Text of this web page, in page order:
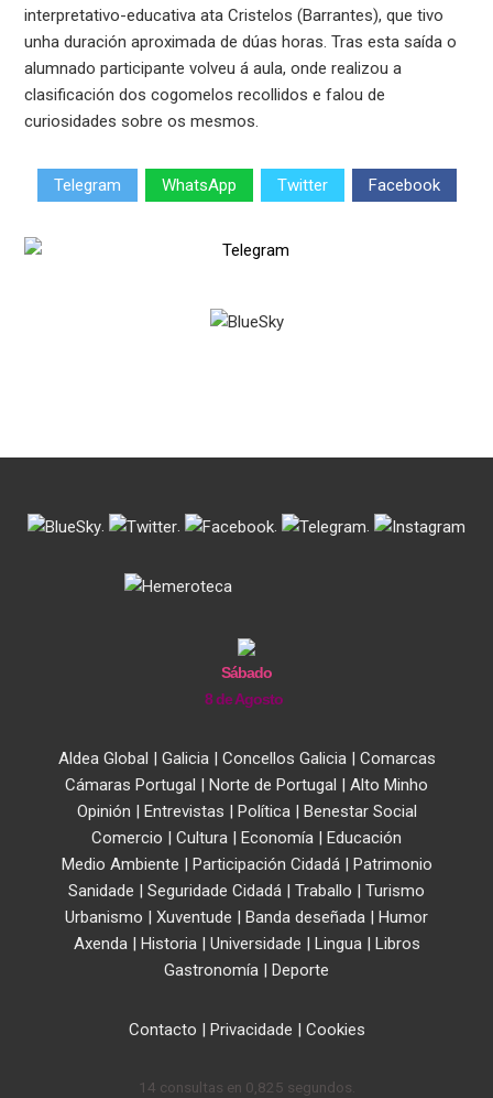
interpretativo-educativa ata Cristelos (Barrantes), que tivo
unha duración aproximada de dúas horas. Tras esta saída o
alumnado participante volveu á aula, onde realizou a
clasificación dos cogomelos recollidos e falou de
curiosidades sobre os mesmos.
Telegram WhatsApp Twitter Facebook
. . . .
Sábado
8 de Agosto
Aldea Global | Galicia| Concellos Galicia| Comarcas
Cámaras Portugal | Norte de Portugal | Alto Minho
Opinión | Entrevistas | Política| Benestar Social
Comercio | Cultura | Economía | Educación
Medio Ambiente | Participación Cidadá| Patrimonio
Sanidade | Seguridade Cidadá | Traballo | Turismo
Urbanismo | Xuventude | Banda deseñada | Humor
Axenda| Historia| Universidade | Lingua| Libros
Gastronomía | Deporte
Contacto | Privacidade | Cookies
14 consultas en 0,825 segundos.